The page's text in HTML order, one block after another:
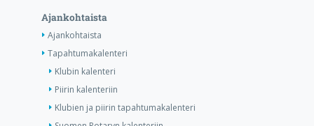
Ajankohtaista
Ajankohtaista
Tapahtumakalenteri
Klubin kalenteri
Piirin kalenteriin
Klubien ja piirin tapahtumakalenteri